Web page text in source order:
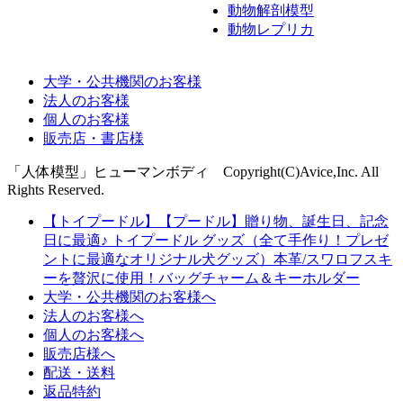
動物解剖模型
動物レプリカ
大学・公共機関のお客様
法人のお客様
個人のお客様
販売店・書店様
「人体模型」ヒューマンボディ Copyright(C)Avice,Inc. All
Rights Reserved.
【トイプードル】【プードル】贈り物、誕生日、記念
日に最適♪ トイプードル グッズ（全て手作り！プレゼ
ントに最適なオリジナル犬グッズ）本革/スワロフスキ
ーを贅沢に使用！バッグチャーム＆キーホルダー
大学・公共機関のお客様へ
法人のお客様へ
個人のお客様へ
販売店様へ
配送・送料
返品特約